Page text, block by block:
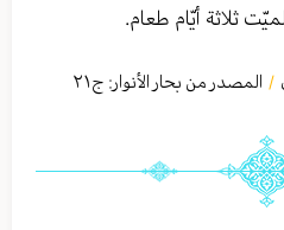
ثلاثة أيّام طعام.
/ المصدر من بحار الأنوار: ج٢١